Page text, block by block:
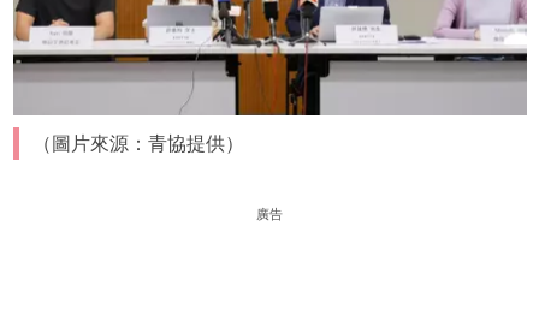
（圖片來源：青協提供）
廣告